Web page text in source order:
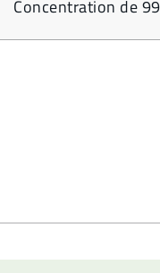
Concentration de 99